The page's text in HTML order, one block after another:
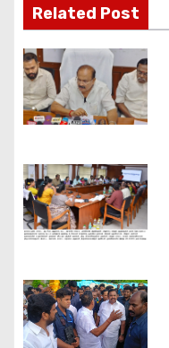
a
t
i
o
n
Related Post